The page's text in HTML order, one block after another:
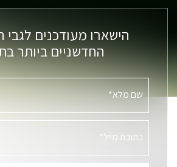
הישארו מעודכנים לגבי
החדשניים ביותר
שם מלא*
כתובת מייל*